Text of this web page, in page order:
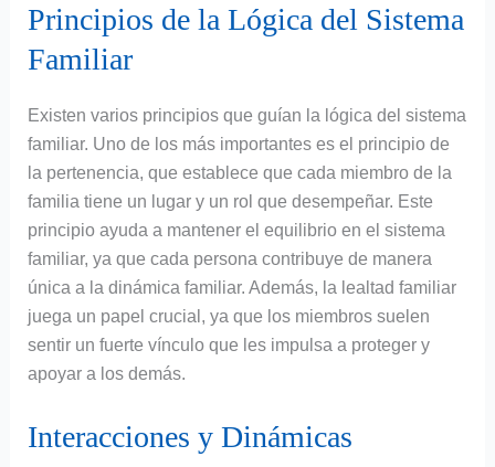
Principios de la Lógica del Sistema
Familiar
Existen varios principios que guían la lógica del sistema
familiar. Uno de los más importantes es el principio de
la pertenencia, que establece que cada miembro de la
familia tiene un lugar y un rol que desempeñar. Este
principio ayuda a mantener el equilibrio en el sistema
familiar, ya que cada persona contribuye de manera
única a la dinámica familiar. Además, la lealtad familiar
juega un papel crucial, ya que los miembros suelen
sentir un fuerte vínculo que les impulsa a proteger y
apoyar a los demás.
Interacciones y Dinámicas